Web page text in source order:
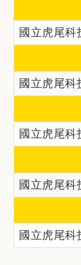
國立虎尾
國立虎尾
國立虎尾
國立虎尾
國立虎尾